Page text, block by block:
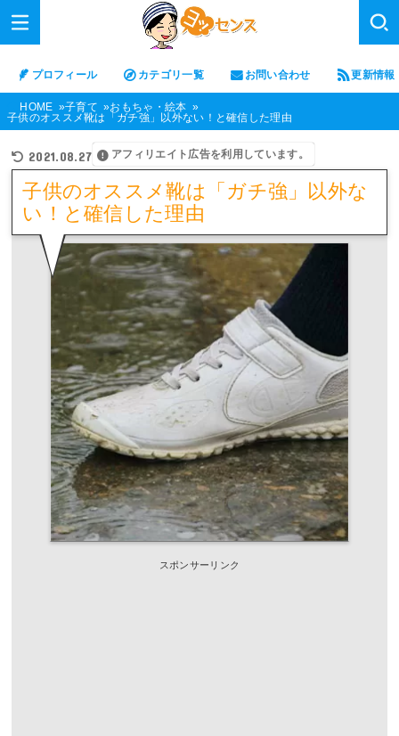
プロフィール カテゴリ一覧 お問い合わせ 更新情報
HOME 子育て
おもちゃ・絵本
子供のオススメ靴は「ガチ強」以外ない！と確信した理由
2021.08.27 アフィリエイト広告を利用しています。
子供のオススメ靴は「ガチ強」以外な
い！と確信した理由
スポンサーリンク